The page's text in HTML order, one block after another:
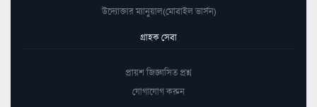
উদ্যোক্তার ম্যানুয়াল(মোবাইল ভার্সন)
গ্রাহক সেবা
প্রায়শ জিজ্ঞাসিত প্রশ্ন
যোগাযোগ করুন